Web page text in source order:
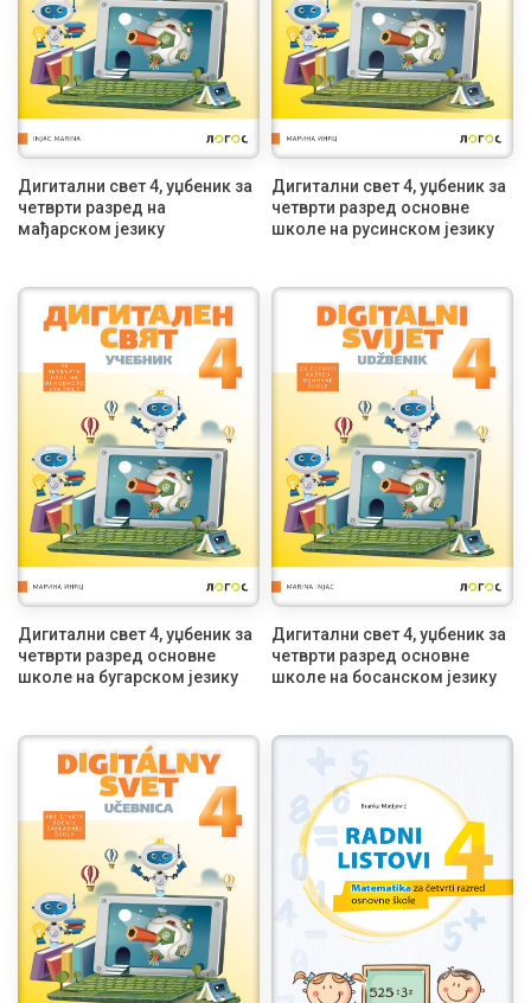
Дигитални свет 4, уџбеник за
четврти разред на
мађарском језику
Дигитални свет 4, уџбеник за
четврти разред основне
школе на русинском језику
Дигитални свет 4, уџбеник за
четврти разред основне
школе на бугарском језику
Дигитални свет 4, уџбеник за
четврти разред основне
школе на босанском језику